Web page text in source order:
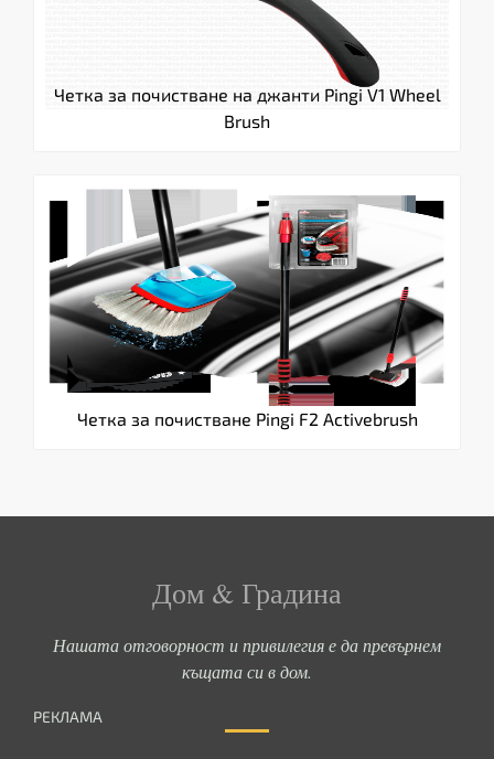
Четка за почистване на джанти Pingi V1 Wheel
Brush
Четка за почистване Pingi F2 Activebrush
Дом & Градина
Нашата отговорност и привилегия е да превърнем
къщата си в дом.
РЕКЛАМА